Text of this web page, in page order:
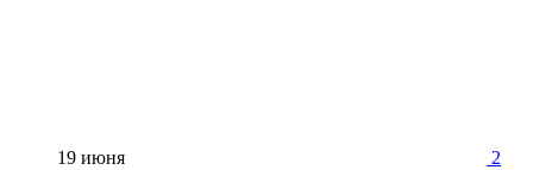
19 июня
2